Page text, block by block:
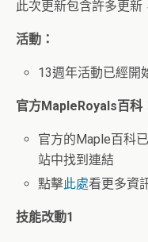
此次更新包含許多更新
活動：
13週年活動已經開
官方MapleRoyals百科
官方的Maple百科
站中找到連結
點擊此處看更多資
技能改動1